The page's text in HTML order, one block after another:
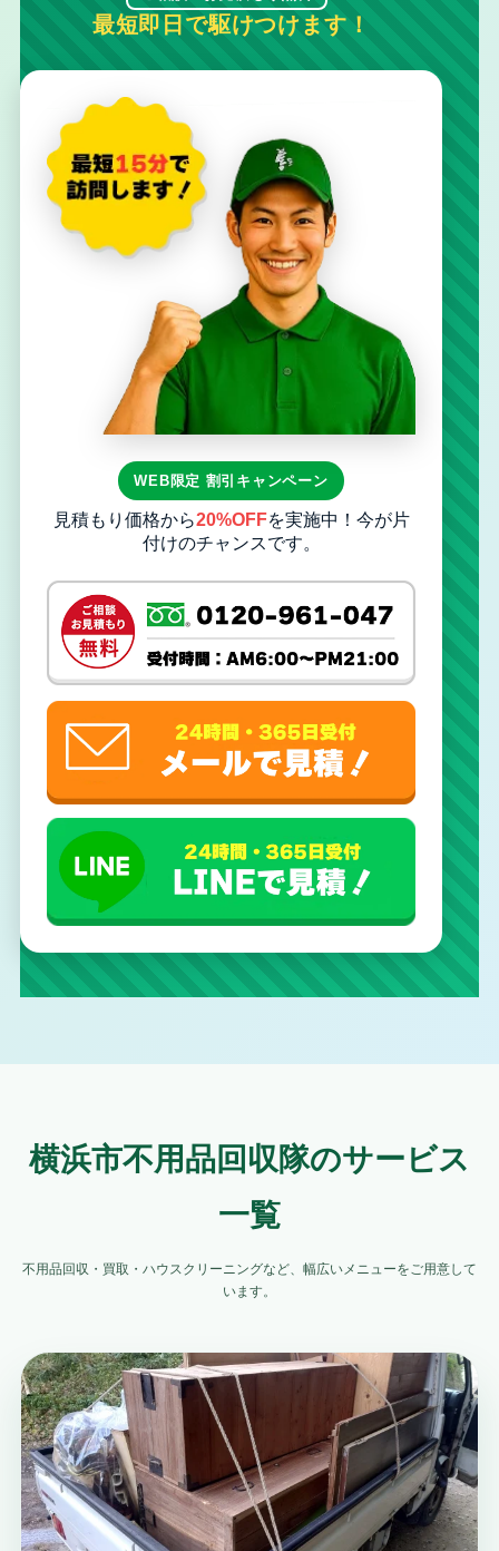
最短即日で駆けつけます！
WEB限定 割引キャンペーン
見積もり価格から20%OFFを実施中！今が片
付けのチャンスです。
横浜市不用品回収隊のサービス
一覧
不用品回収・買取・ハウスクリーニングなど、幅広いメニューをご用意して
います。